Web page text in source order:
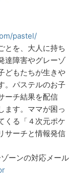
pastel/
とを、大人に持ち
達障害やグレーゾ
どもたちが生きや
。パステルのお子
ーチ結果を配信
ます。ママが困っ
くる「４次元ポケ
サーチと情報発信
ーンの対応メール